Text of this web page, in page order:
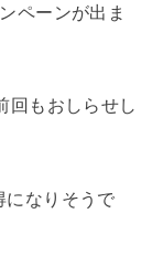
ペーンが出ま
回もおしらせし
になりそうで